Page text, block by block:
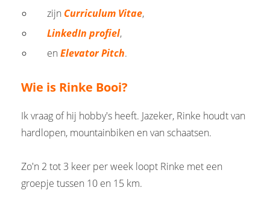
zijn Curriculum Vitae,
LinkedIn profiel,
enElevator Pitch.
Wie is Rinke Booi?
Ik vraag of hij hobby's heeft. Jazeker, Rinke houdt van
hardlopen, mountainbiken en van schaatsen.
Zo'n 2 tot 3 keer per week loopt Rinke met een
groepje tussen 10 en 15 km.